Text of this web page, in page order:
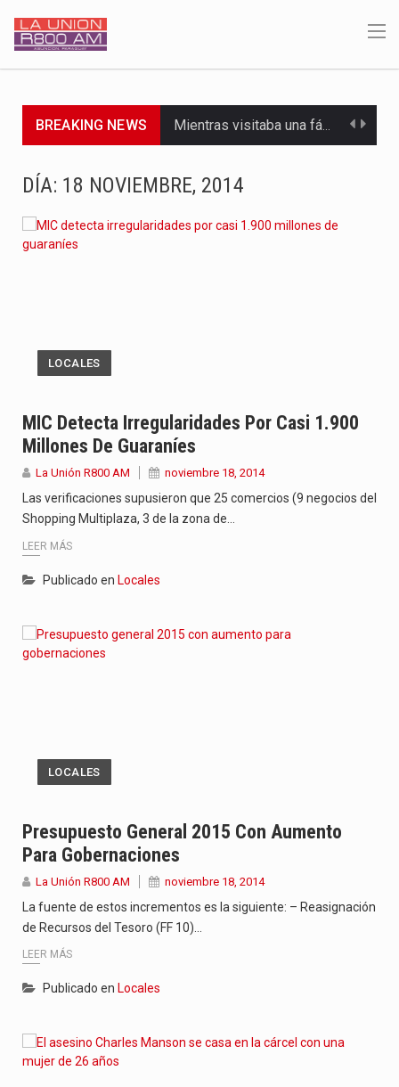
BREAKING NEWS
Para Tania, una paraguaya de 33 años que reside en…
El amanecer de este miércoles se caracteriza por un ambiente…
DÍA: 18 NOVIEMBRE, 2014
LOCALES
MIC Detecta Irregularidades Por Casi 1.900
Millones De Guaraníes
La Unión R800 AM noviembre 18, 2014
Las verificaciones supusieron que 25 comercios (9 negocios del
Shopping Multiplaza, 3 de la zona de…
LEER MÁS
Publicado en Locales
LOCALES
Presupuesto General 2015 Con Aumento
Para Gobernaciones
La Unión R800 AM noviembre 18, 2014
La fuente de estos incrementos es la siguiente: – Reasignación
de Recursos del Tesoro (FF 10)…
LEER MÁS
Publicado en Locales